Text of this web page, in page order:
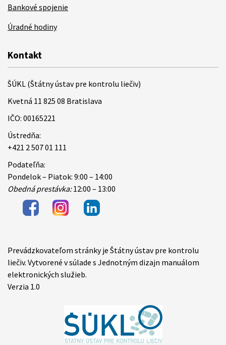
Bankové spojenie
Úradné hodiny
Kontakt
ŠÚKL (Štátny ústav pre kontrolu liečiv)
Kvetná 11 825 08 Bratislava
IČO: 00165221
Ústredňa:
+421 2 507 01 111
Podateľňa:
Pondelok – Piatok: 9:00 – 14:00
Obedná prestávka:12:00 – 13:00
Items
Prevádzkovateľom stránky je Štátny ústav pre kontrolu
liečiv. Vytvorené v súlade s Jednotným dizajn manuálom
elektronických služieb.
Verzia 1.0